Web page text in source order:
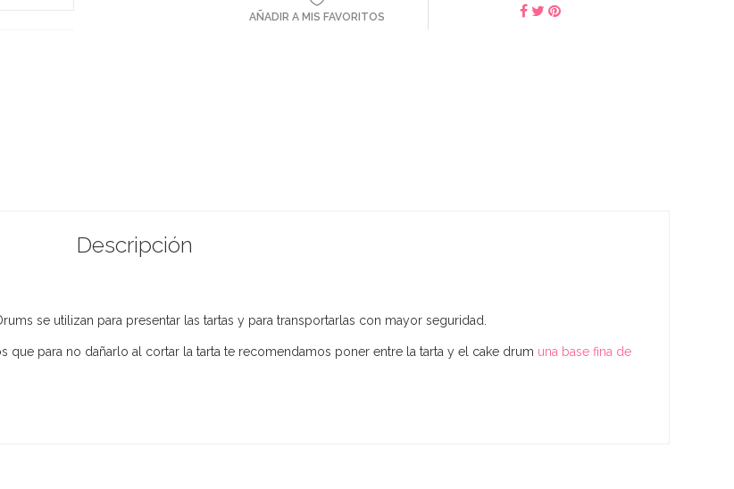
AÑADIR A MIS FAVORITOS
Descripción
se utilizan para presentar las tartas y para transportarlas con mayor seguridad.
que para no dañarlo al cortar la tarta te recomendamos poner entre la tarta y el cake drum una base fina de